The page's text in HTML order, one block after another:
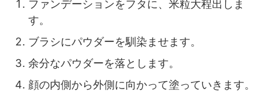
ファンデーションをフタに、米粒大程出しま
す。
ブラシにパウダーを馴染ませます。
余分なパウダーを落とします。
顔の内側から外側に向かって塗っていきます。